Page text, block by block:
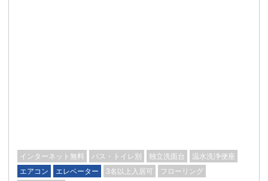
インターネット無料 バス・トイレ別 独立洗面台
温水洗浄便座
エアコン
エレベーター 3名以上入居可
フローリング